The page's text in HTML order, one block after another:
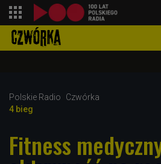
Polskie Radio
Czwórka
4 bieg
Fitness